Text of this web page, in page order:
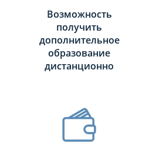
Возможность
получить
дополнительное
образование
дистанционно